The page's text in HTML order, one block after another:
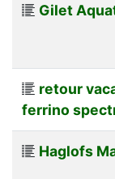
Gilet
retour
ferrino
Haglofs